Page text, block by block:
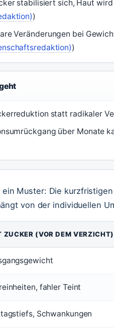
stabilisiert sich, Haut
)
Veränderungen bei
)
statt radikaler
über Monate
Muster: Die
von der individuellen
ZUCKER (VOR DEM VERZICHT)
fahler Teint
Schwankungen